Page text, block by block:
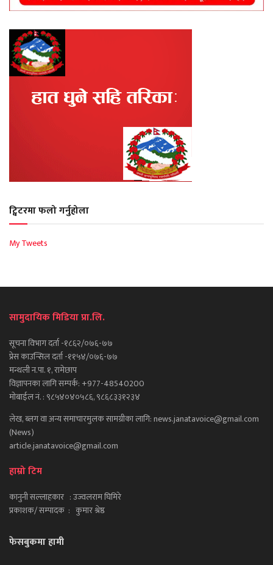
ट्विटरमा फलो गर्नुहोला
My Tweets
सामुदायिक मिडिया प्रा.लि.
सूचना विभाग दर्ता -१८६२/०७६-७७
प्रेस काउन्सिल दर्ता -११५४/०७६-७७
मन्थली न.पा. १, रामेछाप
विज्ञापनका लागि सम्पर्क: +977-48540200
मोबाईल नं. : ९८५४०४०५८६, ९८६८३३१२३४
लेख, ब्लग वा अन्य समाचारमुलक सामग्रीका लागि: news.janatavoice@gmail.com
(News)
article.janatavoice@gmail.com
हाम्रो टिम
कानुनी सल्लाहकार : उज्वलराम घिमिरे
प्रकाशक/ सम्पादक : कुमार श्रेष्ठ
फेसबुकमा हामी